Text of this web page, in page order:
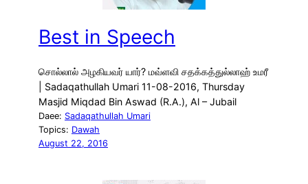
Best in Speech
சொல்லால் அழகியவர் யார்? மவ்ளவி சதக்கத்துல்லாஹ் உமரீ
| Sadaqathullah Umari 11-08-2016, Thursday
Masjid Miqdad Bin Aswad (R.A.), Al – Jubail
Daee: Sadaqathullah Umari
Topics: Dawah
August 22, 2016